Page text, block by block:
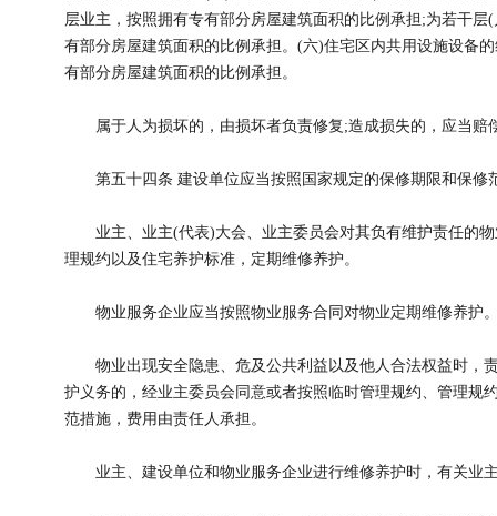
层业主，按照拥有专有部分房屋建筑面积的比例承担;为若干
有部分房屋建筑面积的比例承担。(六)住宅区内共用设施设备
有部分房屋建筑面积的比例承担。
属于人为损坏的，由损坏者负责修复;造成损失的，应当赔
第五十四条 建设单位应当按照国家规定的保修期限和保修
业主、业主(代表)大会、业主委员会对其负有维护责任的物
理规约以及住宅养护标准，定期维修养护。
物业服务企业应当按照物业服务合同对物业定期维修养护
物业出现安全隐患、危及公共利益以及他人合法权益时，
护义务的，经业主委员会同意或者按照临时管理规约、管理规
范措施，费用由责任人承担。
业主、建设单位和物业服务企业进行维修养护时，有关业